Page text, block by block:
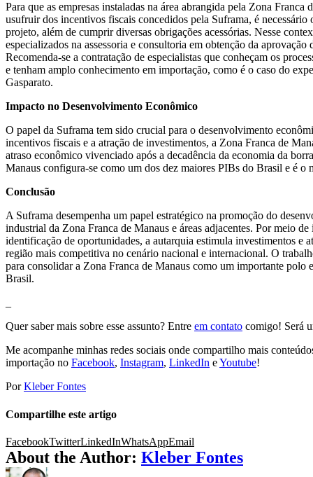
Para que as empresas instaladas na área abrangida pela Zona Franca
usufruir dos incentivos fiscais concedidos pela Suframa, é necessário
projeto, além de cumprir diversas obrigações acessórias. Nesse
especializados na assessoria e consultoria em obtenção da aprovação
Recomenda-se a contratação de especialistas que conheçam os
e tenham amplo conhecimento em importação, como é o caso do
Gasparato.
Impacto no Desenvolvimento Econômico
O papel da Suframa tem sido crucial para o desenvolvimento
incentivos fiscais e a atração de investimentos, a Zona Franca de
atraso econômico vivenciado após a decadência da economia da
Manaus configura-se como um dos dez maiores PIBs do Brasil e é o
Conclusão
A Suframa desempenha um papel estratégico na promoção do
industrial da Zona Franca de Manaus e áreas adjacentes. Por meio
identificação de oportunidades, a autarquia estimula investimentos e
região mais competitiva no cenário nacional e internacional. O
para consolidar a Zona Franca de Manaus como um importante polo
Brasil.
Quer saber mais sobre esse assunto? Entre em contato comigo! Será
Me acompanhe minhas redes sociais onde compartilho mais
importação no Facebook, Instagram, LinkedIn eYoutube!
PorKleber Fontes
Compartilhe este artigo
FacebookTwitterLinkedInWhatsAppEmail
About the Author: Kleber Fontes